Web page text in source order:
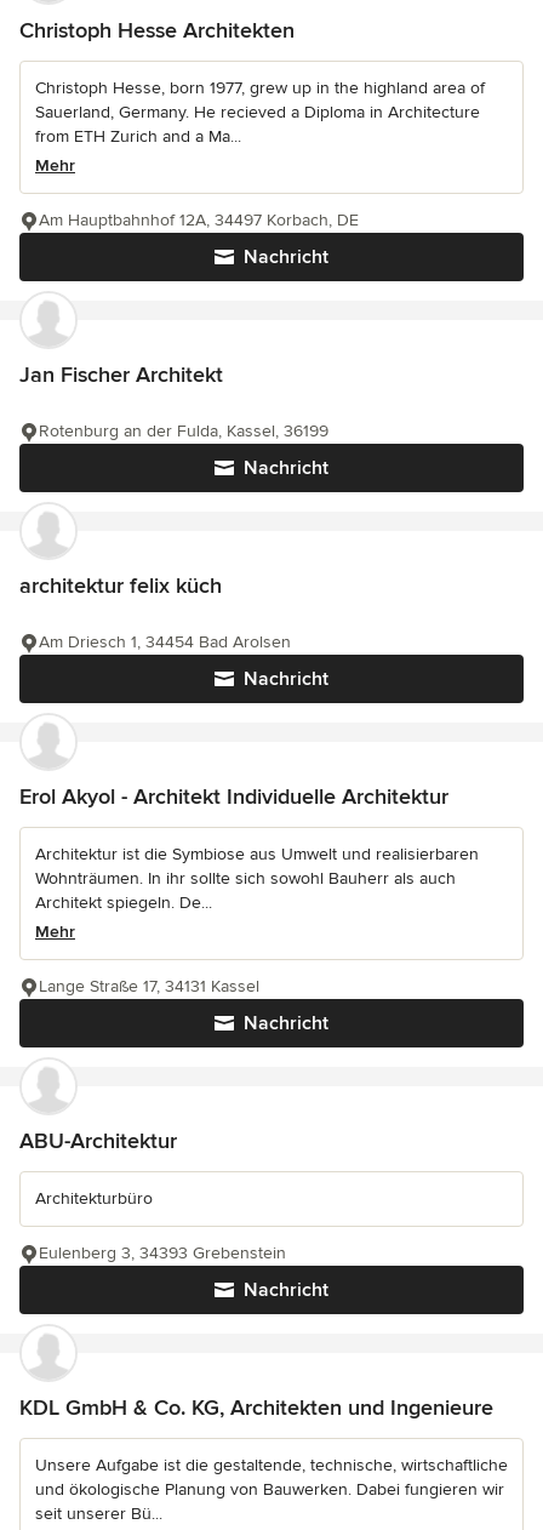
Christoph Hesse Architekten
Christoph Hesse, born 1977, grew up in the highland area of
Sauerland, Germany. He recieved a Diploma in Architecture
from ETH Zurich and a Ma...
Mehr
Nachricht
Am Hauptbahnhof 12A, 34497 Korbach, DE
Jan Fischer Architekt
Nachricht
Rotenburg an der Fulda, Kassel, 36199
architektur felix küch
Nachricht
Am Driesch 1, 34454 Bad Arolsen
Erol Akyol - Architekt Individuelle Architektur
Architektur ist die Symbiose aus Umwelt und realisierbaren
Wohnträumen. In ihr sollte sich sowohl Bauherr als auch
Architekt spiegeln. De...
Mehr
Nachricht
Lange Straße 17, 34131 Kassel
ABU-Architektur
Architekturbüro
Nachricht
Eulenberg 3, 34393 Grebenstein
KDL GmbH & Co. KG, Architekten und Ingenieure
Unsere Aufgabe ist die gestaltende, technische, wirtschaftliche
und ökologische Planung von Bauwerken. Dabei fungieren wir
seit unserer Bü...